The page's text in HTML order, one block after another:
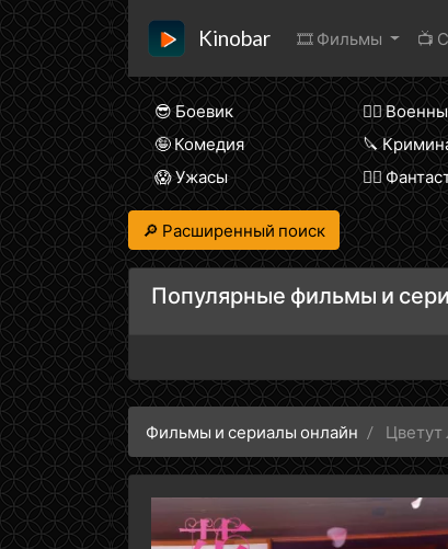
Kinobar 🎞 Фильмы 📺
😎 Боевик 👨‍✈️
🤪 Комедия
🔪
😱 Ужасы
🧙‍♀️
🔎 Расширенный поиск
Популярные фильмы и
Фильмы и сериалы онлайн Цветут